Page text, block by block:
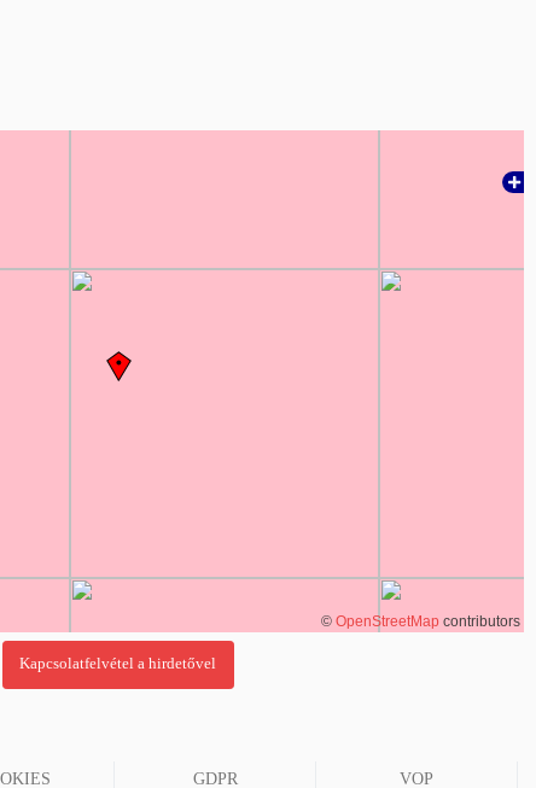
© OpenStreetMap contributors
GDPR VOP